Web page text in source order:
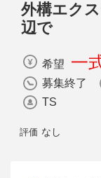
外構エク
辺で
希望 一
募集終了
TS
評価 なし